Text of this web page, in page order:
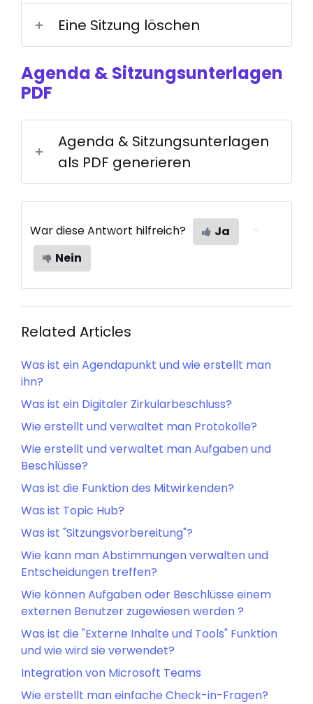
Eine Sitzung löschen
Agenda & Sitzungsunterlagen
PDF
Agenda & Sitzungsunterlagen
als PDF generieren
War diese Antwort hilfreich?
Ja
Nein
Related Articles
Was ist ein Agendapunkt und wie erstellt man
ihn?
Was ist ein Digitaler Zirkularbeschluss?
Wie erstellt und verwaltet man Protokolle?
Wie erstellt und verwaltet man Aufgaben und
Beschlüsse?
Was ist die Funktion des Mitwirkenden?
Was ist Topic Hub?
Was ist "Sitzungsvorbereitung"?
Wie kann man Abstimmungen verwalten und
Entscheidungen treffen?
Wie können Aufgaben oder Beschlüsse einem
externen Benutzer zugewiesen werden ?
Was ist die "Externe Inhalte und Tools" Funktion
und wie wird sie verwendet?
Integration von Microsoft Teams
Wie erstellt man einfache Check-in-Fragen?